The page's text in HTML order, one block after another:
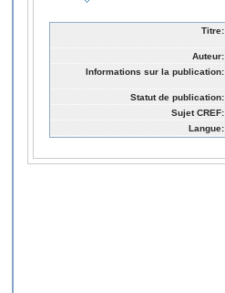
Titre:
Auteur:
Informations sur la publication:
Statut de publication:
Sujet CREF:
Langue: